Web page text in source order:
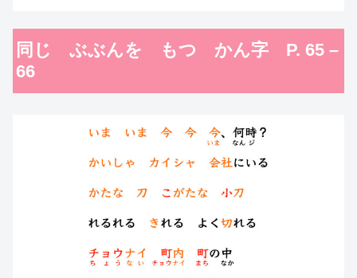
同じ ぶぶんを もつ かん字 P. 65 –
66